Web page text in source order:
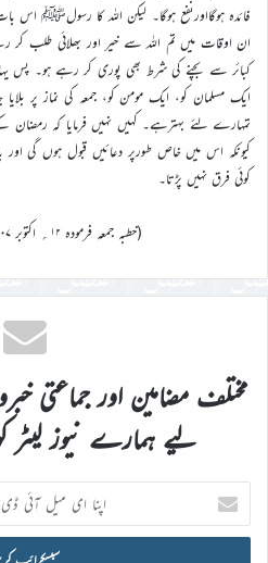
فائدہ ہوگااورنفع ہوگا۔ لیکن اللہ کا رسولﷺ اس
ان اوقات میں تم اللہ سے خیر اور بھلائی طلب کر
کبائر سے بچنے کی شرط بھی پوری کر رہے ہو۔ پس
ایک مسلمان کو، ایک مومن کو، جمعہ کی نماز پر
تمہارے لئے بہترہے۔ کہیں نہیں فرمایا کہ
کیونکہ اس میں خاص طورپر دعائیں قبول ہوں گی اور
کوئی فرق نہیں پڑتا۔
(خطبہ جمعہ فرمودہ ۱۲؍ اکتوبر ۲۰۰۷ء مطبوعہ الفضل انٹرنیشنل ۲؍نومبر۲۰۰۷ء)
مختلف مضامین اور جماعتی
لیے ہمارے نیوز لیٹر
اپنا
ای
میل